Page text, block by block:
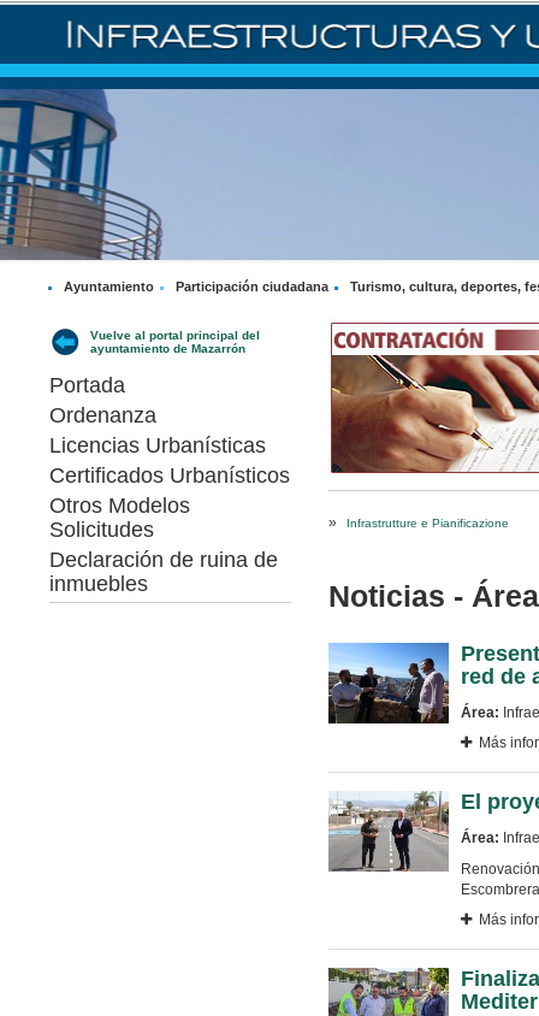
Ayuntamiento Participación ciudadana Turismo, cultura, deportes,
Vuelve al portal principal del
ayuntamiento de Mazarrón
Portada
Ordenanza
Licencias Urbanísticas
Certificados Urbanísticos
Otros Modelos
Solicitudes
Declaración de ruina de
inmuebles
» Infrastrutture e Pianificazione
Noticias -
red de
Área:
Más
El
Área:
Más